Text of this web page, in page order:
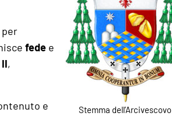
Stemma dell’Arcivescovo
fede e
,
e